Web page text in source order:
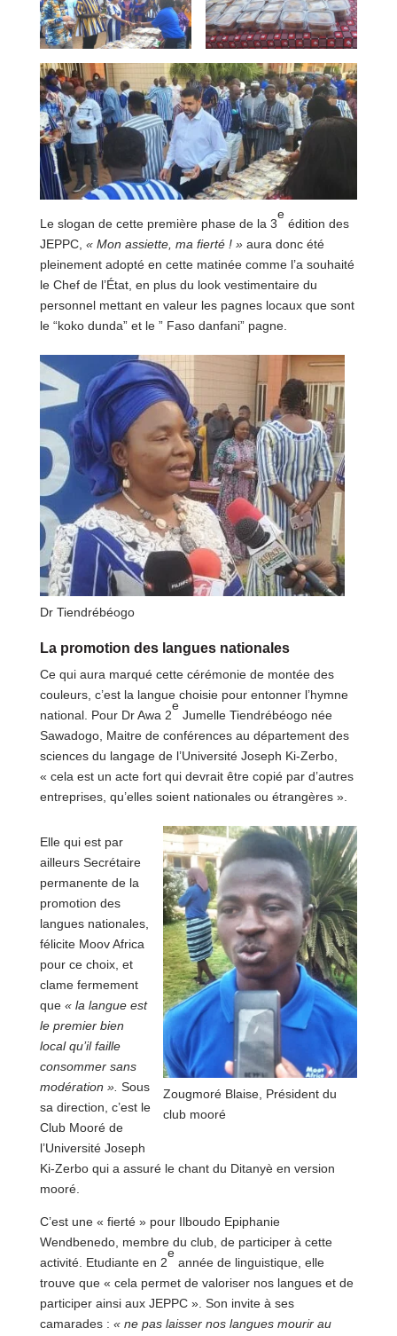
Le slogan de cette première phase de la 3
e
édition des
JEPPC, « Mon assiette, ma fierté ! »aura donc été
pleinement adopté en cette matinée comme l’a souhaité
le Chef de l’État, en plus du look vestimentaire du
personnel mettant en valeur les pagnes locaux que sont
le “koko dunda” et le ” Faso danfani” pagne.
Dr Tiendrébéogo
La promotion des langues nationales
Ce qui aura marqué cette cérémonie de montée des
couleurs, c’est la langue choisie pour entonner l’hymne
national. Pour Dr Awa 2
e
Jumelle Tiendrébéogo née
Sawadogo, Maitre de conférences au département des
sciences du langage de l’Université Joseph Ki-Zerbo,
« cela est un acte fort qui devrait être copié par d’autres
entreprises, qu’elles soient nationales ou étrangères ».
Zougmoré Blaise, Président du
club mooré
Elle qui est par
ailleurs Secrétaire
permanente de la
promotion des
langues nationales,
félicite Moov Africa
pour ce choix, et
clame fermement
que « la langue est
le premier bien
local qu’il faille
consommer sans
modération ». Sous
sa direction, c’est le
Club Mooré de
l’Université Joseph
Ki-Zerbo qui a assuré le chant du Ditanyè en version
mooré.
C’est une « fierté » pour Ilboudo Epiphanie
Wendbenedo, membre du club, de participer à cette
activité. Etudiante en 2
e
année de linguistique, elle
trouve que « cela permet de valoriser nos langues et de
participer ainsi aux JEPPC ». Son invite à ses
camarades : « ne pas laisser nos langues mourir au